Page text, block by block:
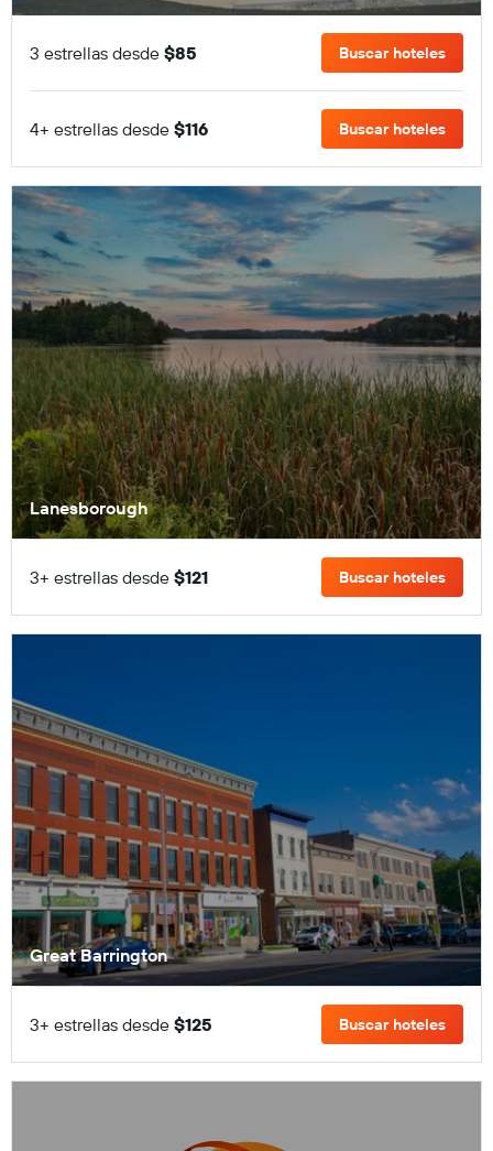
3 estrellas desde $85 Buscar hoteles
4+ estrellas desde $116 Buscar hoteles
Lanesborough
3+ estrellas desde $121 Buscar hoteles
Great Barrington
3+ estrellas desde $125 Buscar hoteles